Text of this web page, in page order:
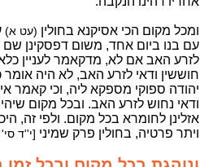
ומכל מקום הכי אסיקנא בחולין (עט א)
עם בנו ביום אחד, משום דפסקינן שם
לזרע האב אם לא, מדקאמר לעניין
חוששין ודאי לזרע האב, לא היה אומר
יהודה ספוקי מספקא ליה, וכי קאמר
ודאי נחוש לזרע האב. ובכל מקום
אזלינן לחומרא בכל מקום. ולפי זה,
ויתר פרטיה, בחולין פרק שמיני [י''ד